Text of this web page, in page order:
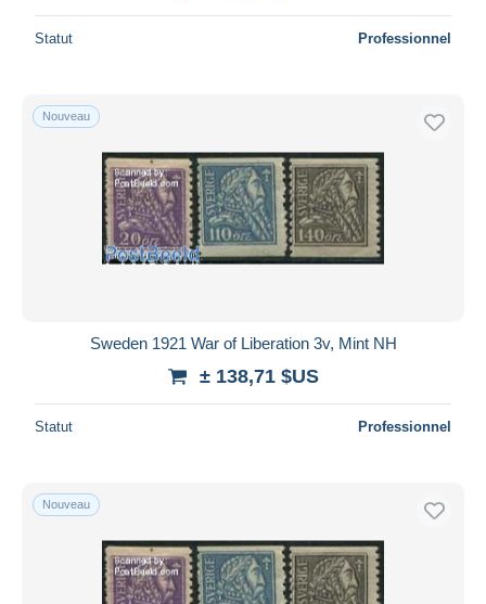
Statut Professionnel
Nouveau
Sweden 1921 War of Liberation 3v, Mint NH
± 138,71 $US
Statut Professionnel
Nouveau